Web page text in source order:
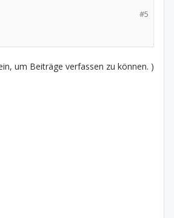
#5
um Beiträge verfassen zu können. )